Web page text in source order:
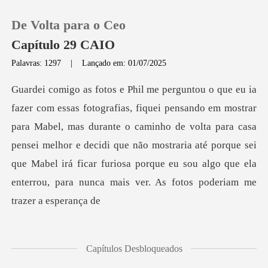
0
Loja
De Volta para o Ceo
Capítulo 29 CAIO
Palavras: 1297 |Lançado em: 01/07/2025
Mabel, mas durante o caminho de volta para casa
pensei melhor e decidi que não mostraria até porque sei
que Mabel i
Capítulos Desbloqueados